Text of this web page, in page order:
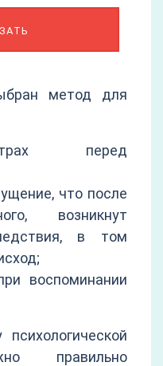
метод для
перед
что после
возникнут
в том
воспоминании
правильно